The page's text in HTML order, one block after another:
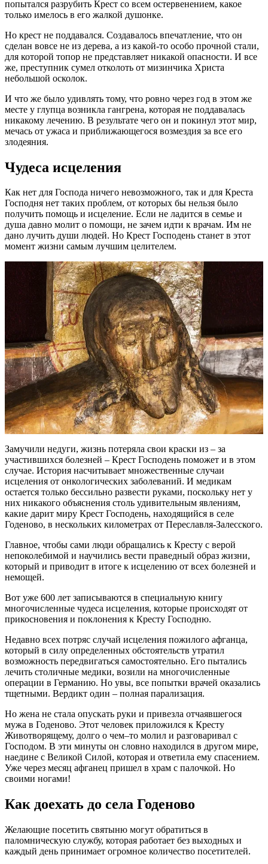
попытался разрубить Крест со всем остервенением, какое
только имелось в его жалкой душонке.
Но крест не поддавался. Создавалось впечатление, что он
сделан вовсе не из дерева, а из какой-то особо прочной стали,
для которой топор не представляет никакой опасности. И все
же, преступник сумел отколоть от мизинчика Христа
небольшой осколок.
И что же было удивлять тому, что ровно через год в этом же
месте у глупца возникла гангрена, которая не поддавалась
никакому лечению. В результате чего он и покинул этот мир,
мечась от ужаса и приближающегося возмездия за все его
злодеяния.
Чудеса исцеления
Как нет для Господа ничего невозможного, так и для Креста
Господня нет таких проблем, от которых бы нельзя было
получить помощь и исцеление. Если не ладится в семье и
душа давно молит о помощи, не зачем идти к врачам. Им не
дано лучить души людей. Но Крест Господень станет в этот
момент жизни самым лучшим целителем.
Замучили недуги, жизнь потеряла свои краски из – за
участившихся болезней – Крест Господень поможет и в этом
случае. История насчитывает множественные случаи
исцеления от онкологических заболеваний. И медикам
остается только бессильно развести руками, поскольку нет у
них никакого объяснения столь удивительным явлениям,
какие дарит миру Крест Господень, находящийся в селе
Годеново, в нескольких километрах от Переславля-Залесского.
Главное, чтобы сами люди обращались к Кресту с верой
непоколебимой и научились вести праведный образ жизни,
который и приводит в итоге к исцелению от всех болезней и
немощей.
Вот уже 600 лет записываются в специальную книгу
многочисленные чудеса исцеления, которые происходят от
прикосновения и поклонения к Кресту Господню.
Недавно всех потряс случай исцеления пожилого афганца,
который в силу определенных обстоятельств утратил
возможность передвигаться самостоятельно. Его пытались
лечить столичные медики, возили на многочисленные
операции в Германию. Но увы, все попытки врачей оказались
тщетными. Вердикт один – полная парализация.
Но жена не стала опускать руки и привезла отчаявшегося
мужа в Годеново. Этот человек приложился к Кресту
Животворящему, долго о чем–то молил и разговаривал с
Господом. В эти минуты он словно находился в другом мире,
наедине с Великой Силой, которая и ответила ему спасением.
Уже через месяц афганец пришел в храм с палочкой. Но
своими ногами!
Как доехать до села Годеново
Желающие посетить святыню могут обратиться в
паломническую службу, которая работает без выходных и
каждый день принимает огромное количество посетителей.